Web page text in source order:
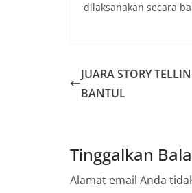
dilaksanakan secara
JUARA STORY
BANTUL
Tinggalkan
Alamat email Anda